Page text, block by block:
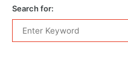
Search for: